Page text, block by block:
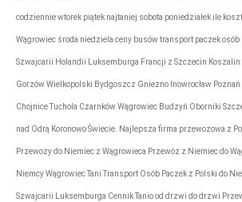
codziennie wtorek piątek najtaniej sobota poniedziałek ile
Wągrowiec środa niedziela ceny busów transport paczek
Szwajcarii Holandii Luksemburga Francji z Szczecin Koszalin
Gorzów Wielkopolski Bydgoszcz Gniezno Inowrocław
Chojnice Tuchola Czarnków Wągrowiec Budzyń Oborniki
nad Odrą Koronowo Świecie. Najlepsza firma przewozowa z
Przewozy do Niemiec z Wągrowieca Przewóz z Niemiec do
Niemcy Wągrowiec Tani Transport Osób Paczek z Polski do
Szwajcarii Luksemburga Cennik Tanio od drzwi do drzwi